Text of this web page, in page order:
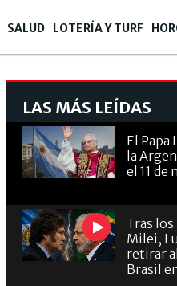
SALUD LOTERÍA Y TURF
LAS MÁS LEÍDAS
El Papa
la
el 11
Tras
Milei,
retirar
Brasil